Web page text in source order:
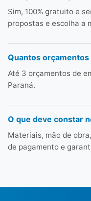
Sim, 100% gratuito e
propostas e escolha a
Quantos
Até 3 orçamentos de
Paraná.
O que deve constar
Materiais, mão de
de pagamento e